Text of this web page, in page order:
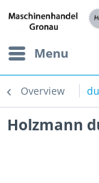
Menu
Overview
Holzmann